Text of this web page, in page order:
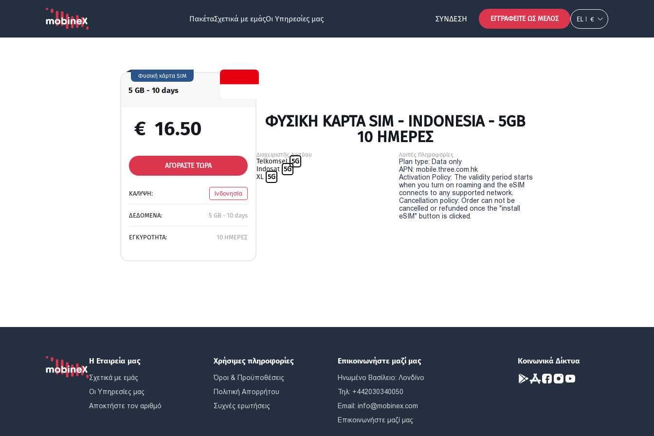
ΠακέταΣχετικά με εμάςΟι Υπηρεσίες μας ΣΎΝΔΕΣΗ ΕΓΓΡΑΦΕΊΤΕ ΩΣ ΜΈΛΟΣ EL €
5 GB - 10 days
Φυσική κάρτα SIM
€ 16.50
ΑΓΟΡΑΣΤΕ ΤΩΡΑ
ΚΑΛΥΨΗ: Ινδονησία
ΔΕΔΟΜΕΝΑ: 5 GB - 10 days
ΕΓΚΥΡΟΤΗΤΑ: 10 ΗΜΕΡΕΣ
ΦΥΣΙΚΉ ΚΆΡΤΑ SIM - INDONESIA - 5GB
10 ΗΜΕΡΕΣ
Διαχειριστής Δικτύου
Telkomsel 5G
Indosat 5G
XL 5G
Λοιπές Πληροφορίες
Plan type: Data only
APN: mobile.three.com.hk
Activation Policy: The validity period starts
when you turn on roaming and the eSIM
connects to any supported network.
Cancellation policy: Order can not be
cancelled or refunded once the "install
eSIM" button is clicked.
Η Εταιρεία μας
Σχετικά με εμάς
Οι Υπηρεσίες μας
Αποκτήστε τον αριθμό
Χρήσιμες πληροφορίες
Όροι & Προϋποθέσεις
Πολιτική Απορρήτου
Συχνές ερωτήσεις
Επικοινωνήστε μαζί μας
Ηνωμένο Βασίλειο: Λονδίνο
Τηλ: +442030340050
Email:info@mobinex.com
Επικοινωνήστε μαζί μας
Κοινωνικά Δίκτυα